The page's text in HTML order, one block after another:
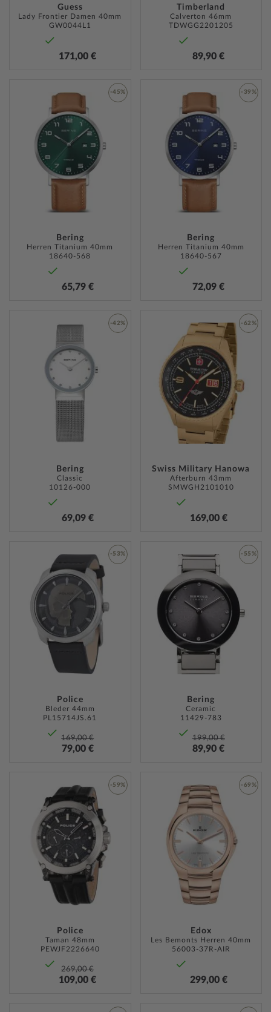
Guess
Lady Frontier Damen 40mm
GW0044L1
171,00 €
Timberland
Calverton 46mm
TDWGG2201205
89,90 €
Bering
Herren Titanium 40mm
18640-568
65,79 €
-45%
WUNSCHLISTE
HINZUFÜGEN
Bering
Herren Titanium 40mm
18640-567
72,09 €
-39%
Bering
Classic
10126-000
69,09 €
-42%
WUNSCHLISTE
HINZUFÜGEN
Swiss Military Hanowa
Afterburn 43mm
SMWGH2101010
169,00 €
-62%
Police
Bleder 44mm
PL15714JS.61
169,00 €
79,00 €
-53%
WUNSCHLISTE
HINZUFÜGEN
Bering
Ceramic
11429-783
199,00 €
89,90 €
-55%
Police
Taman 48mm
PEWJF2226640
269,00 €
109,00 €
-59%
WUNSCHLISTE
HINZUFÜGEN
Edox
Les Bemonts Herren 40mm
56003-37R-AIR
299,00 €
-69%